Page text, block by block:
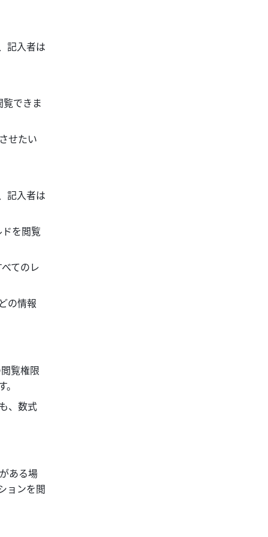
記入者は
できま
せたい
記入者は
を閲覧
てのレ
の情報
覧権限
、数式
ある場
ョンを閲